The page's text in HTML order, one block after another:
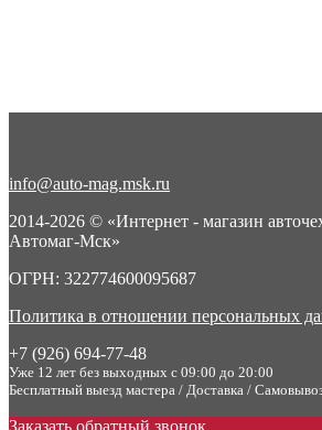
info@auto-mag.msk.ru
2014-2026 © «Интернет - магазин
Автомаг-Мск»
ОГРН: 322774600095687
Политика в отношении персональных
+7 (926) 694-77-48
Уже 12 лет без выходных с 09:00 до 20:00
Бесплатный выезд мастера / Доставка /
Заказать обратный звонок